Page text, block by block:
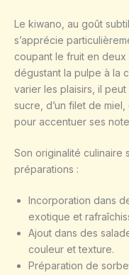
Le kiwano, au goût
s’apprécie
coupant le fruit en
dégustant la pulpe à la
varier les plaisirs, il
sucre, d’un filet de
pour accentuer ses
Son originalité culinaire
préparations :
Incorporation dans
exotique et
Ajout dans des
couleur et texture.
Préparation de